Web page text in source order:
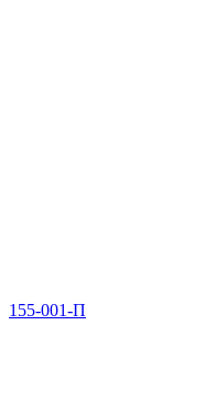
155-001-П